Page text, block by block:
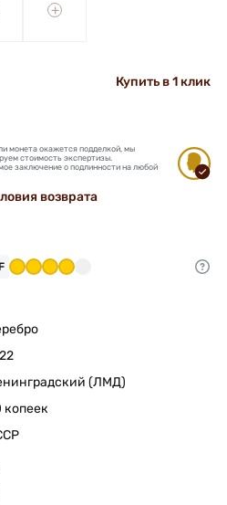
+
Купить в 1 клик
монета окажется подделкой, мы
стоимость экспертизы.
заключение о подлинности на любой
возврата
(ЛМД)
копеек